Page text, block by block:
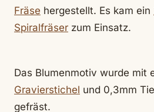
Fräse hergestellt. Es kam ein
Spiralfräser zum Einsatz.
Das Blumenmotiv wurde mit
Gravierstichel und 0,3mm
gefräst.